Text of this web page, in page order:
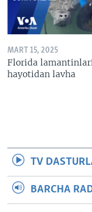
MART 15, 2025
Florida
hayotidan lavha
TV
BARCHA